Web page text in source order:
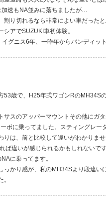
速もNA並みに落ちましたが…
割り切れるなら非常によい車だったと
アでSUZUKI車初体験。
グニス6年、一昨年からバンディッ
53歳で、H25年式ワゴンRのMH34S
サスのアッパーマウントその他にガ
ボに乗ってました。スティングレ
りは、前と比較して違いがわかりま
ば違いが感じられるかもしれないで
に乗ってます。
っかり感が、私のMH34Sより段違い